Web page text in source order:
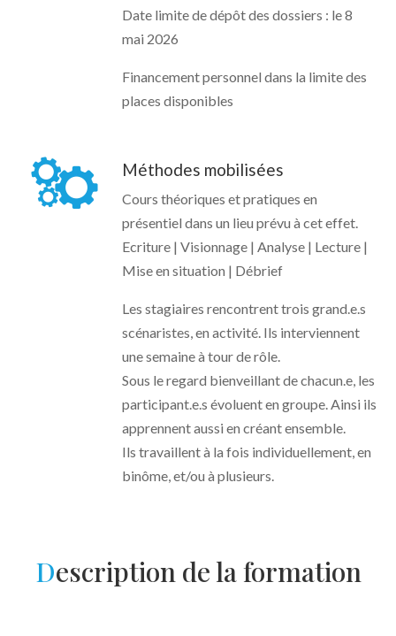
Date limite de dépôt des dossiers : le 8
mai 2026
Financement personnel dans la limite des
places disponibles
Méthodes mobilisées
Cours théoriques et pratiques en
présentiel dans un lieu prévu à cet effet.
Ecriture | Visionnage | Analyse | Lecture |
Mise en situation | Débrief
Les stagiaires rencontrent trois grand.e.s
scénaristes, en activité. Ils interviennent
une semaine à tour de rôle.
Sous le regard bienveillant de chacun.e, les
participant.e.s évoluent en groupe. Ainsi ils
apprennent aussi en créant ensemble.
Ils travaillent à la fois individuellement, en
binôme, et/ou à plusieurs.
Description de la formation